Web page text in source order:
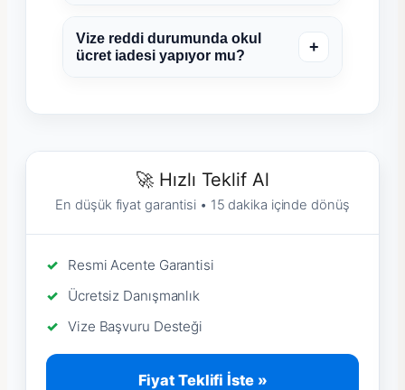
Vize reddi durumunda okul
ücret iadesi yapıyor mu?
+
🚀 Hızlı Teklif Al
En düşük fiyat garantisi • 15 dakika içinde dönüş
Resmi Acente Garantisi
Ücretsiz Danışmanlık
Vize Başvuru Desteği
Fiyat Teklifi İste »